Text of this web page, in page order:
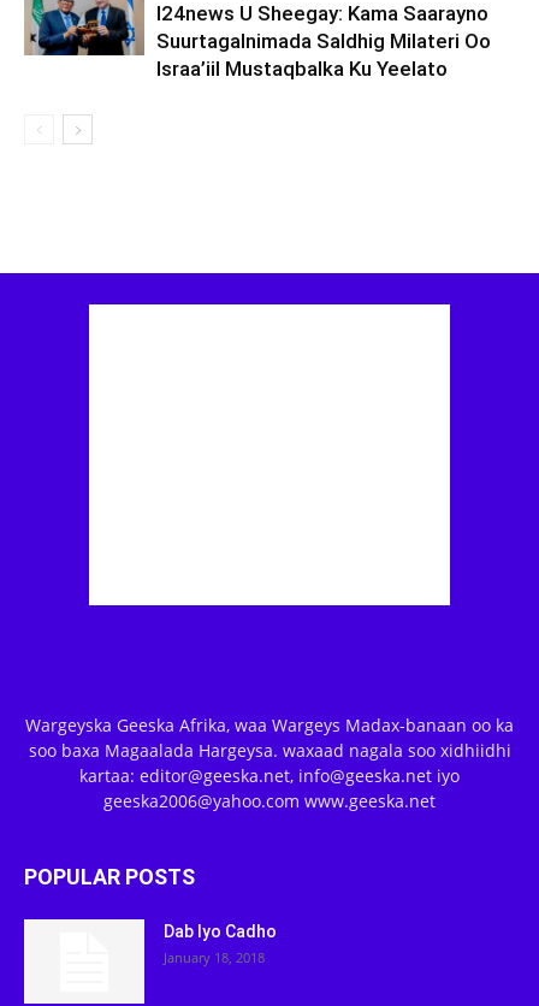
I24news U Sheegay: Kama Saarayno
Suurtagalnimada Saldhig Milateri Oo
Israa’iil Mustaqbalka Ku Yeelato
Wargeyska Geeska Afrika, waa Wargeys Madax-banaan oo ka
soo baxa Magaalada Hargeysa. waxaad nagala soo xidhiidhi
kartaa: editor@geeska.net, info@geeska.net iyo
geeska2006@yahoo.com www.geeska.net
POPULAR POSTS
Dab Iyo Cadho
January 18, 2018